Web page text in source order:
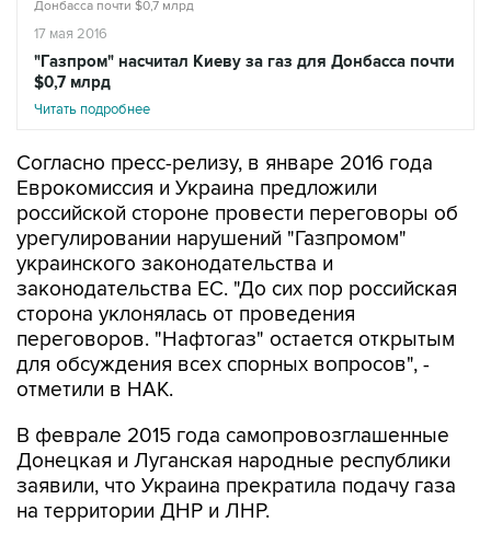
17 мая 2016
"Газпром" насчитал Киеву за газ для Донбасса почти
$0,7 млрд
Читать подробнее
Согласно пресс-релизу, в январе 2016 года
Еврокомиссия и Украина предложили
российской стороне провести переговоры об
урегулировании нарушений "Газпромом"
украинского законодательства и
законодательства ЕС. "До сих пор российская
сторона уклонялась от проведения
переговоров. "Нафтогаз" остается открытым
для обсуждения всех спорных вопросов", -
отметили в НАК.
В феврале 2015 года самопровозглашенные
Донецкая и Луганская народные республики
заявили, что Украина прекратила подачу газа
на территории ДНР и ЛНР.